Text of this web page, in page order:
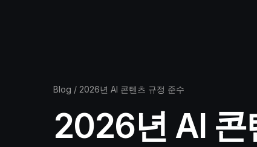
Blog / 2026년 AI 콘텐츠 규정 준수
2026년 AI 콘